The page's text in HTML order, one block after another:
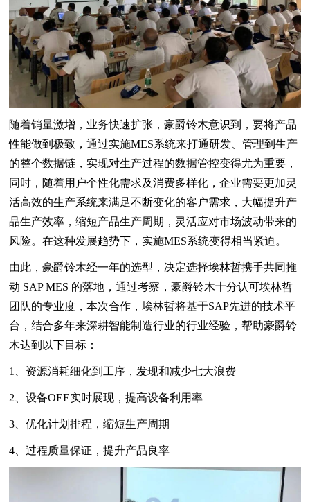
随着销量激增，业务快速扩张，豪爵铃木意识到，要将产品
性能做到极致，通过实施MES系统来打通研发、管理到生产
的整个数据链，实现对生产过程的数据管控变得尤为重要，
同时，随着用户个性化需求及消费多样化，企业需要更加灵
活高效的生产系统来满足不断变化的客户需求，大幅提升产
品生产效率，缩短产品生产周期，灵活应对市场波动带来的
风险。在这种发展趋势下，实施MES系统变得相当紧迫。
由此，豪爵铃木经一年的选型，决定选择埃林哲携手共同推
动 SAP MES 的落地，通过考察，豪爵铃木十分认可埃林哲
团队的专业度，本次合作，埃林哲将基于SAP先进的技术平
台，结合多年来深耕智能制造行业的行业经验，帮助豪爵铃
木达到以下目标：
1、资源消耗细化到工序，发现和减少七大浪费
2、设备OEE实时展现，提高设备利用率
3、优化计划排程，缩短生产周期
4、过程质量保证，提升产品良率